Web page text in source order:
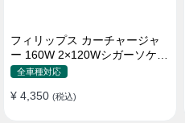
フィリップス カーチャージャ
ー 160W 2×120Wシガーソケッ
ト おしゃれ
全車種対応
¥ 4,350 (税込)